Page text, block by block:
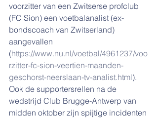
voorzitter van een Zwitserse profclub
(FC Sion) een voetbalanalist (ex-
bondscoach van Zwitserland)
aangevallen
(https://www.nu.nl/voetbal/4961237/voo
rzitter-fc-sion-veertien-maanden-
geschorst-neerslaan-tv-analist.html).
Ook de supportersrellen na de
wedstrijd Club Brugge-Antwerp van
midden oktober zijn spijtige incidenten